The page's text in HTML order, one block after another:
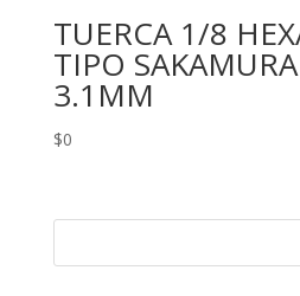
TUERCA 1/8
TIPO
3.1MM
$0